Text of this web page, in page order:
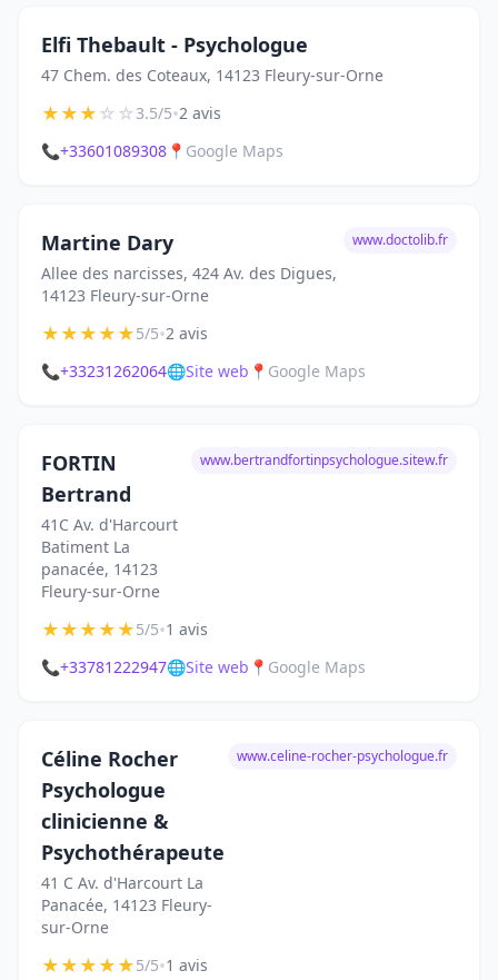
Elfi Thebault - Psychologue
47 Chem. des Coteaux, 14123 Fleury-sur-Orne
★★★☆☆3.5/5•2 avis
📞+33601089308 📍 Google Maps
Martine Dary
Allee des narcisses, 424 Av. des Digues,
14123 Fleury-sur-Orne
www.doctolib.fr
★★★★★5/5•2 avis
📞+33231262064🌐Site web 📍 Google Maps
FORTIN
Bertrand
41C Av. d'Harcourt
Batiment La
panacée, 14123
Fleury-sur-Orne
www.bertrandfortinpsychologue.sitew.fr
★★★★★5/5•1 avis
📞+33781222947🌐Site web 📍 Google Maps
Céline Rocher
Psychologue
clinicienne &
Psychothérapeute
41 C Av. d'Harcourt La
Panacée, 14123 Fleury-
sur-Orne
www.celine-rocher-psychologue.fr
★★★★★5/5•1 avis